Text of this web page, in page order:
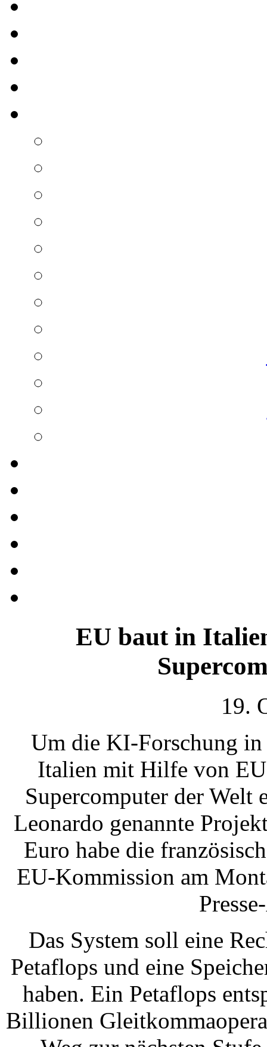
EU baut in
19.
Um die KI-Forschung
Italien mit Hilfe von
Supercomputer der Welt
Leonardo genannte
Euro habe die
EU-Kommission am
Das System soll eine
Petaflops und eine
haben. Ein Petaflops
Billionen